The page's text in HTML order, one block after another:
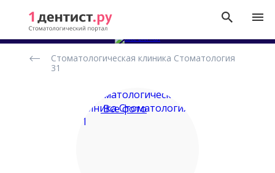
стоматологических
Стоматологическая клиника Стоматология
31
Все фото